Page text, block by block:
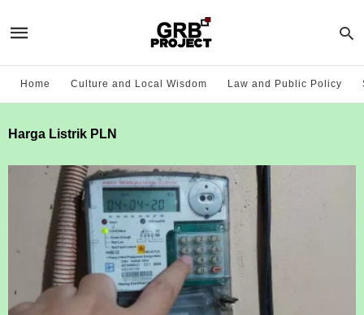
Home Culture and Local Wisdom Law and Public Policy
Harga Listrik PLN